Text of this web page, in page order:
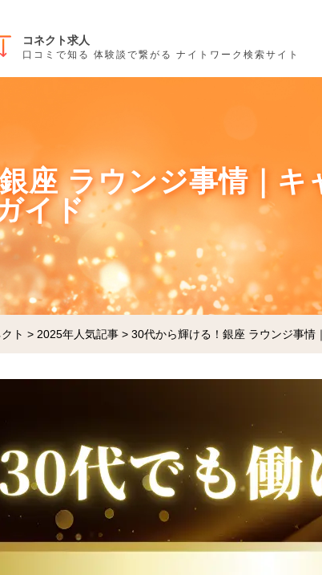
コネクト求人
口コミで知る 体験談で繋がる ナイトワーク検索サイト
座 ラウンジ事情｜キ
イド
ト > 2025年人気記事 > 30代から輝ける！銀座 ラウンジ事情